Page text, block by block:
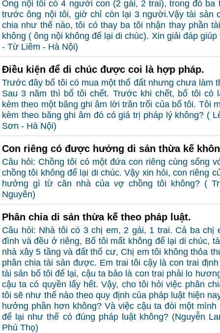
Ông nội tôi có 4 người con (2 gái, 2 trai), trong đó ba
trước ông nội tôi, giờ chỉ còn lại 3 người.Vậy tài sản
chia như thế nào, tôi có thay ba tôi nhận thay phần
không ( ông nội không để lại di chúc). Xin giải đáp
- Từ Liêm - Hà Nội)
Điều kiện để di chúc được coi là hợp pháp.
Trước đây bố tôi có mua một thổ đất nhưng chưa làm
Sau 3 năm thì bố tôi chết. Trước khi chết, bố tôi có
kèm theo một băng ghi âm lời trăn trối của bố tôi. Tôi
kèm theo băng ghi âm đó có giá trị pháp lý không? (
Sơn - Hà Nội)
Con riêng có được hưởng di sản thừa kế
Câu hỏi: Chồng tôi có một đứa con riêng cùng sống
chồng tôi không để lại di chúc. Vậy xin hỏi, con riêng
hưởng gì từ căn nhà của vợ chồng tôi không? (
Nguyên)
Phân chia di sản thừa kế theo pháp luật.
Câu hỏi: Nhà tôi có 3 chị em, 2 gái, 1 trai. Cả ba chị
đình và đều ở riêng, Bố tôi mất không để lại di chúc,
nhà xây 5 tầng và đất thổ cư, Chị em tôi không thỏa
phân chia tài sản được. Em trai tôi cậy là con trai
tài sản bố tôi để lại, cậu ta bảo là con trai phải lo
cậu ta có quyền lấy hết. Vậy, cho tôi hỏi việc phân
tôi sẽ như thế nào theo quy định của pháp luật hiện
hưởng phần hơn không? Và việc cậu ta đòi một
để lại như thế có đúng pháp luật không? (Nguyễn
Phú Thọ)